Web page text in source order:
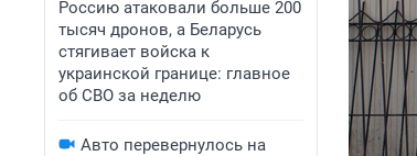
Россию атаковали больше 200
тысяч дронов, а Беларусь
стягивает войска к
украинской границе: главное
об СВО за неделю
Авто перевернулось на